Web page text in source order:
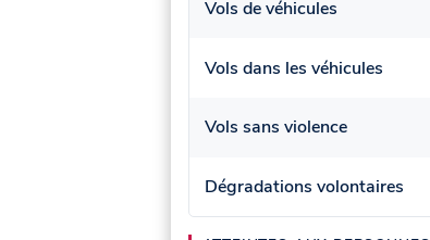
Vols de véhicules
Vols dans les véhicules
Vols sans violence
Dégradations volontaires